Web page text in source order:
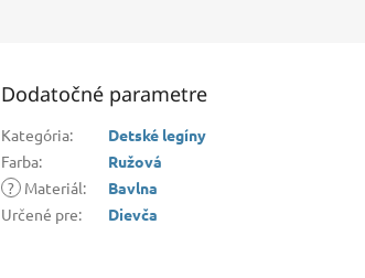
Dodatočné parametre
Kategória:
Detské legíny
Farba:
Ružová
? Materiál:
Bavlna
Určené pre: Dievča